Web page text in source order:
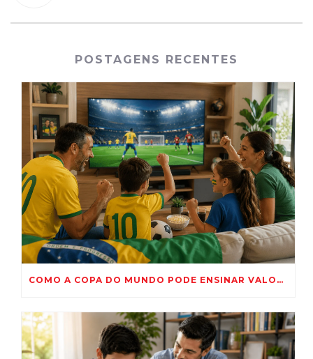
POSTAGENS RECENTES
COMO A COPA DO MUNDO PODE ENSINAR VALORES IMPORTANTES PARA AS CRIANÇAS?